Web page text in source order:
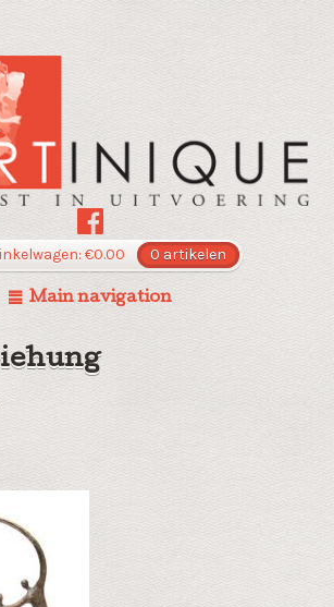
€0.00 0 artikelen
Main navigation